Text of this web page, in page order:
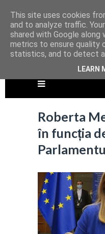
Roberta
în funcția
This site uses cookies
and to analyze traffic.
shared with Google
metrics to ensure quality
statistics, and to detect
LEARN